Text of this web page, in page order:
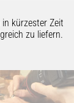
kürzester Zeit
zu liefern.